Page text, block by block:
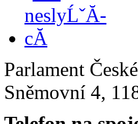
Parlament
Sněmovní 4,